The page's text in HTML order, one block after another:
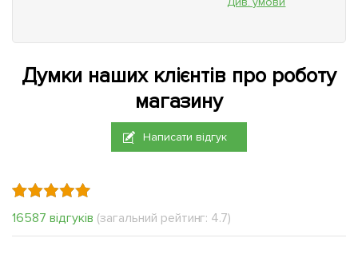
Думки наших клієнтів про роботу
магазину
Написати відгук
16587 відгуків (загальний рейтинг: 4.7)